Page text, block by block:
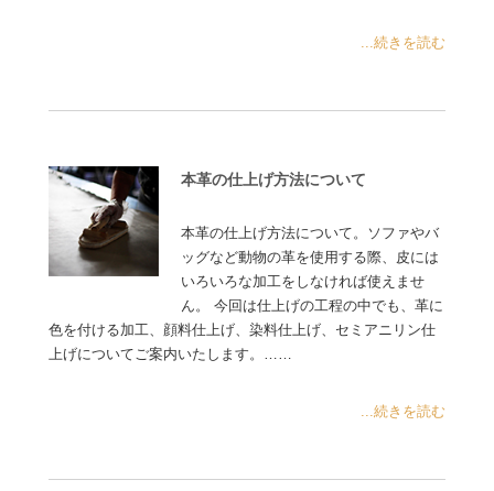
...続きを読む
本革の仕上げ方法について
本革の仕上げ方法について。ソファやバ
ッグなど動物の革を使用する際、皮には
いろいろな加工をしなければ使えませ
ん。 今回は仕上げの工程の中でも、革に
色を付ける加工、顔料仕上げ、染料仕上げ、セミアニリン仕
上げについてご案内いたします。……
...続きを読む